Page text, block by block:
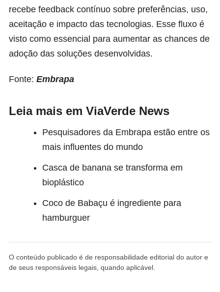
recebe feedback contínuo sobre preferências, uso,
aceitação e impacto das tecnologias. Esse fluxo é
visto como essencial para aumentar as chances de
adoção das soluções desenvolvidas.
Fonte: Embrapa
Leia mais em ViaVerde News
Pesquisadores da Embrapa estão entre os
mais influentes do mundo
Casca de banana se transforma em
bioplástico
Coco de Babaçu é ingrediente para
hamburguer
O conteúdo publicado é de responsabilidade editorial do autor e
de seus responsáveis legais, quando aplicável.